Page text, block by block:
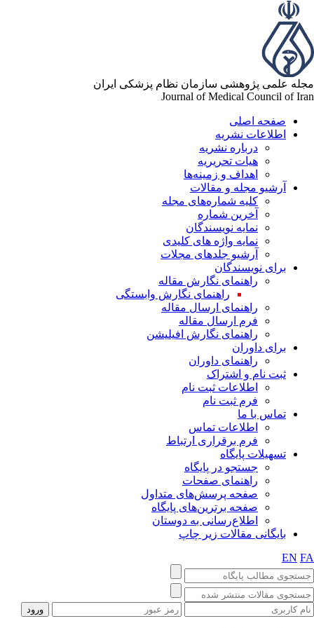
علمی پژوهشی سازمان نظام پزشکی ایران
Journal of Medical Council of
صفحه اصلی
اطلاعات نشریه
درباره نشریه
هیات تحریریه
اهداف و زمینه‌ها
آرشیو مجله و مقالات
کلیه شماره‌های مجله
آخرین شماره
نمایه نویسندگان
نمایه واژه های کلیدی
آرشیو جلدهای مجلات
برای نویسندگان
راهنمای نگارش مقاله
راهنمای نگارش وابستگی
راهنمای ارسال مقاله
فرم ارسال مقاله
راهنمای نگارش افیلیشن
برای داوران
راهنمای داوران
ثبت نام و اشتراک
اطلاعات ثبت نام
فرم ثبت نام
تماس با ما
اطلاعات تماس
فرم برقراری ارتباط
تسهیلات پایگاه
جستجو در پایگاه
راهنمای صفحات
صفحه پرسش‌های متداول
صفحه برترین‌های پایگاه
اطلاع‌رسانی به دوستان
بایگانی مقالات زیر چاپ
EN